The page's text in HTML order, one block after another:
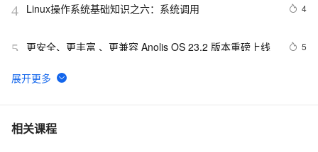
4 Linux操作系统基础知识之六：系统调用 4
5 更安全、更丰富 、更兼容 Anolis OS 23.2 版本重磅上线 5
6 深入Linux内核架构：操作系统的核心奥秘
7 mac os x86 下 intel 无限驱动下载
相关课程